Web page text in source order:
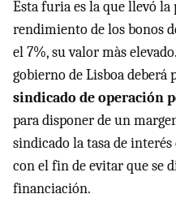
Esta furia es la que llevó
rendimiento de los bonos
el 7%, su valor màs
gobierno de Lisboa deberá
sindicado de operación
para disponer de un
sindicado la tasa de
con el fin de evitar que se
financiación.